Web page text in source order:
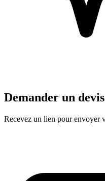
Demander un
Recevez un lien pour envoyer